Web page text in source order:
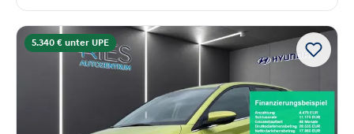
5.340 € unter UPE